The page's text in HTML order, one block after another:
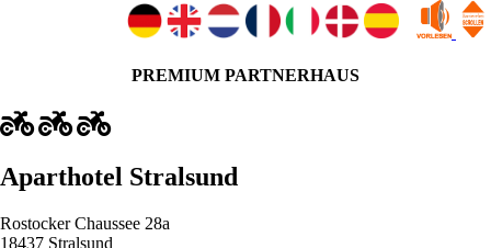
PREMIUM PARTNERHAUS
Aparthotel Stralsund
Rostocker Chaussee 28a
18437 Stralsund